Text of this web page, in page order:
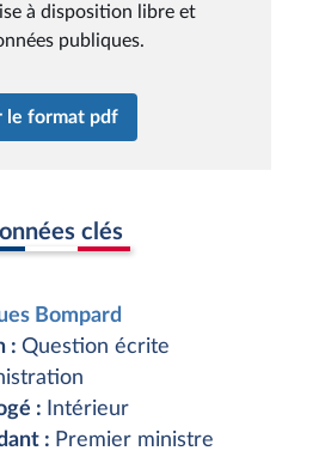
à disposition libre et
publiques.
le format pdf
clés
Bompard
: Question écrite
:
Intérieur
: Premier ministre